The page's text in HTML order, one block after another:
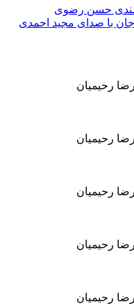
حسن رضوی
با صدای مجید احمدی